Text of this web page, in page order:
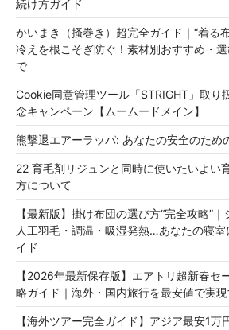
続け方ガイド
かいまき（掻巻き）超完全ガイド｜“着る
冷えを根こそぎ防ぐ！素材別おすすめ・
で
Cookie同意管理ツール「STRIGHT」取り
念キャンペーン【ムームードメイン】
熊撃退エアーラッパ: あなたの安全のため
22 育毛剤リジュンと同時に使いたいよい
方について
【最新版】掛け布団の選び方“完全攻略”
人工羽毛・調温・吸湿発熱…あなたの寝
イド
【2026年最新保存版】エアトリ超新春セ
略ガイド｜海外・国内旅行を最安値で実
【海外ツアー完全ガイド】アジア最安1万